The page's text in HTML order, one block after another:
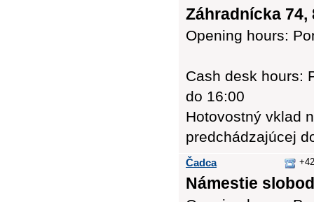
Záhradnícka 74,
Opening hours:
Cash desk hours:
do 16:00
Hotovostný vklad
predchádzajúcej
Čadca
Námestie